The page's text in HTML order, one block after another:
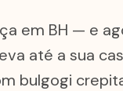
em BH — e
até a sua
bulgogi